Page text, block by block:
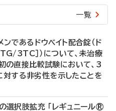
一覧
であるドウベイト配合錠（ド
3TC］）について、未治療
の直接比較試験において、3
する非劣性を示したことを
択肢拡充 「レギュニール®